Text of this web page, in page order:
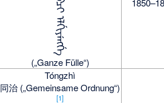
ᡤᡠᠪᠴᡳ ᡝᠯᡤᡳᠶᡝᠩᡤᡝ
(„Ganze Fülle“)
Tóngzhì
同治 („Gemeinsame Ordnung“)
[1]